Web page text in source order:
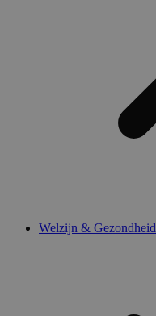
Welzijn & Gezondheid